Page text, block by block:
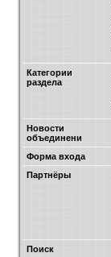
Категории
раздела
Новости
объединени
Форма входа
Партнёры
Поиск